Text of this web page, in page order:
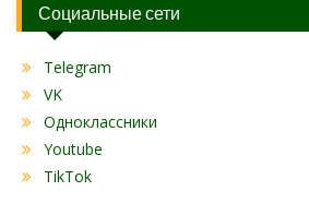
Социальные сети
Telegram
VK
Одноклассники
Youtube
TikTok